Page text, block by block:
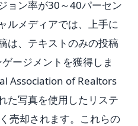
ョン率が30～40パーセン
ルメディアでは、上手に
は、テキストのみの投稿
ージメントを獲得しま
Association of Realtors
た写真を使用したリステ
売却されます。これらの